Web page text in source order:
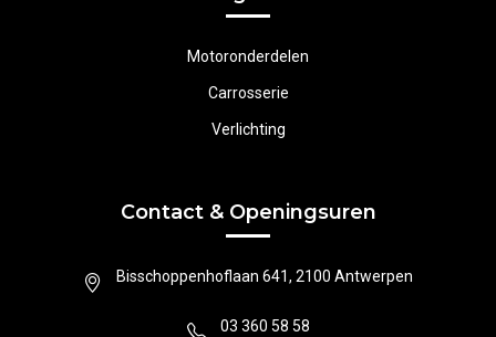
Motoronderdelen
Carrosserie
Verlichting
Contact & Openingsuren
Bisschoppenhoflaan 641, 2100 Antwerpen
03 360 58 58